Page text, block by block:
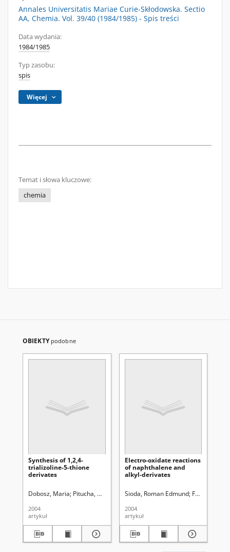
Annales Universitatis Mariae Curie-Skłodowska. Sectio
AA, Chemia. Vol. 39/40 (1984/1985) - Spis treści
Data wydania:
1984/1985
Typ zasobu:
spis
Więcej
Temat i słowa kluczowe:
chemia
OBIEKTY podobne
Synthesis of 1,2,4-
trializoline-5-thione
derivates
Dobosz, Maria Pitucha, Monika Wujec, Monika
2004
artykuł
Electro-oxidate reactions
of naphthalene and
alkyl-derivates
Sioda, Roman Edmund
2004
artykuł